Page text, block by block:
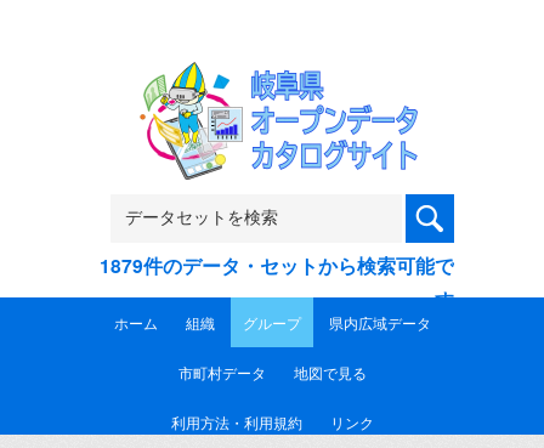
1879件のデータ・セットから検索可能で
す
ホーム 組織 グループ 県内広域データ
市町村データ 地図で見る
利用方法・利用規約 リンク